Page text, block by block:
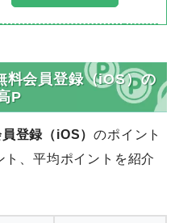
料会員登録（iOS）の
P
登録（iOS）のポイント
、平均ポイントを紹介